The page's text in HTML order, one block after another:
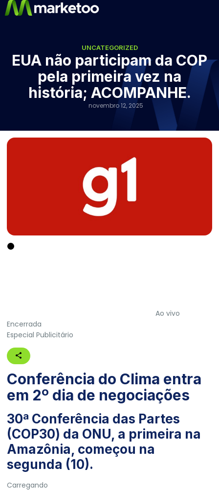
UNCATEGORIZED
EUA não participam da COP
pela primeira vez na
história; ACOMPANHE.
novembro 12, 2025
Ao vivo
Encerrada
Especial Publicitário
Conferência do Clima entra
em 2º dia de negociações
30ª Conferência das Partes
(COP30) da ONU, a primeira na
Amazônia, começou na
segunda (10).
Carregando